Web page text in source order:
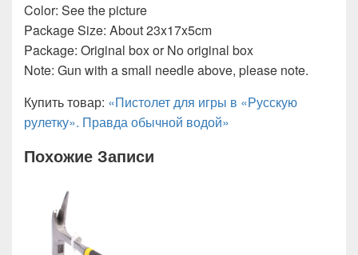
Color: See the picture
Package Size: About 23x17x5cm
Package: Original box or No original box
Note: Gun with a small needle above, please note.
Купить товар: «Пистолет для игры в «Русскую
рулетку». Правда обычной водой»
Похожие Записи